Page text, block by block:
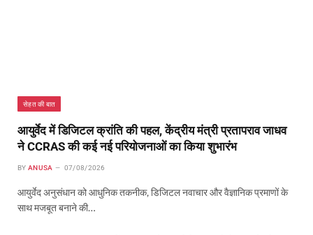
सेहत की बात
आयुर्वेद में डिजिटल क्रांति की पहल, केंद्रीय मंत्री प्रतापराव जाधव
ने CCRAS की कई नई परियोजनाओं का किया शुभारंभ
BY ANUSA 07/08/2026
आयुर्वेद अनुसंधान को आधुनिक तकनीक, डिजिटल नवाचार और वैज्ञानिक प्रमाणों के
साथ मजबूत बनाने की…